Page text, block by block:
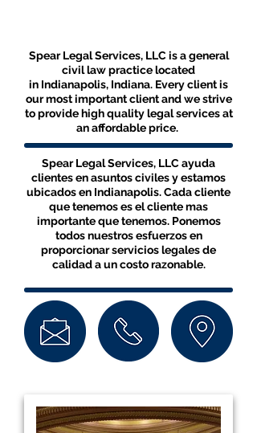
Spear Legal Services, LLC is a general
civil law practice located
in Indianapolis, Indiana. Every client is
our most important client and we strive
to provide high quality legal services at
an affordable price.
Spear Legal Services, LLC ayuda
clientes en asuntos civiles y estamos
ubicados en Indianapolis. Cada cliente
que tenemos es el cliente mas
importante que tenemos. Ponemos
todos nuestros esfuerzos en
proporcionar servicios legales de
calidad a un costo razonable.